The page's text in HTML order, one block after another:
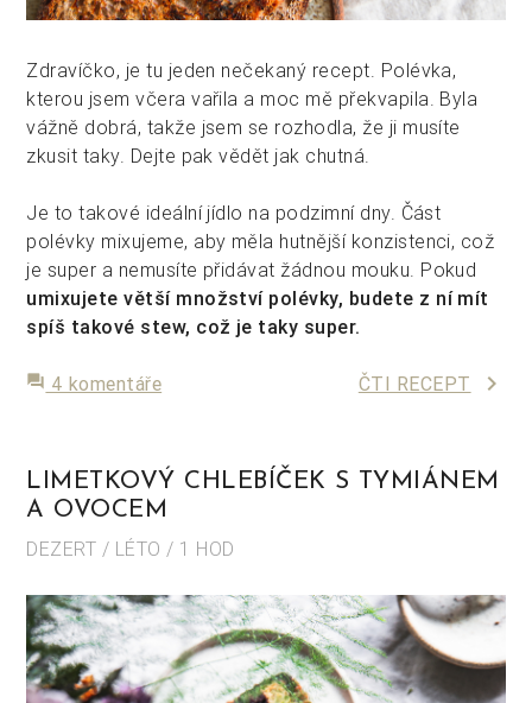
Zdravíčko, je tu jeden nečekaný recept. Polévka,
kterou jsem včera vařila a moc mě překvapila. Byla
vážně dobrá, takže jsem se rozhodla, že ji musíte
zkusit taky. Dejte pak vědět jak chutná.
Je to takové ideální jídlo na podzimní dny. Část
polévky mixujeme, aby měla hutnější konzistenci, což
je super a nemusíte přidávat žádnou mouku. Pokud
umixujete větší množství polévky, budete z ní mít
spíš takové stew, což je taky super.
forum 4 komentáře ČTI RECEPT keyboard_arrow_right
LIMETKOVÝ CHLEBÍČEK S TYMIÁNEM
A OVOCEM
DEZERT / LÉTO / 1 HOD